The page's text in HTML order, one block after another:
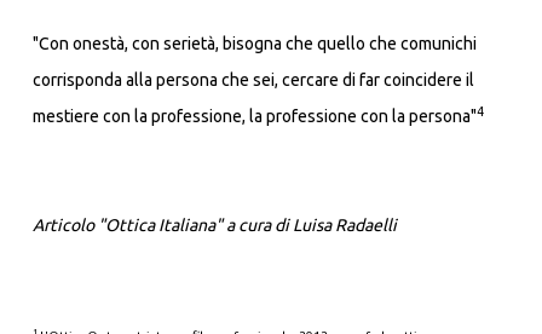
"Con onestà, con serietà, bisogna che quello che comunichi
corrisponda alla persona che sei, cercare di far coincidere il
mestiere con la professione, la professione con la persona"4
Articolo "Ottica Italiana" a cura di Luisa Radaelli
1